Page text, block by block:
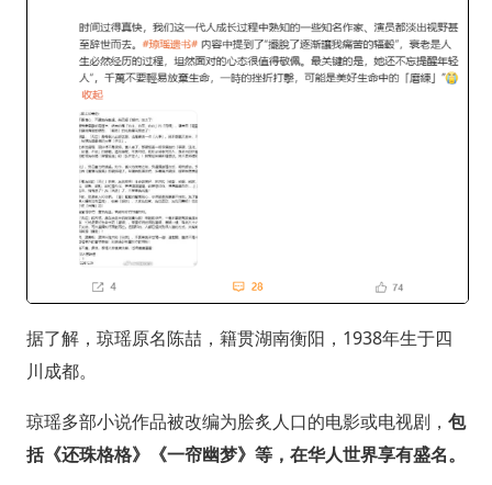
据了解，琼瑶原名陈喆，籍贯湖南衡阳，1938年生于四
川成都。
琼瑶多部小说作品被改编为脍炙人口的电影或电视剧， 包
括《还珠格格》《一帘幽梦》等，在华人世界享有盛名。